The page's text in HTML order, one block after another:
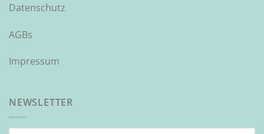
Datenschutz
AGBs
Impressum
NEWSLETTER